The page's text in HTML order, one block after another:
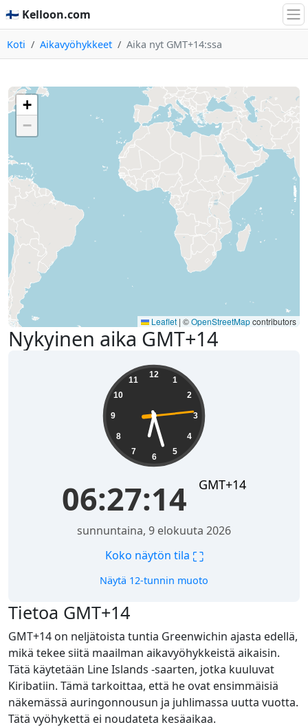
🇫🇮 Kelloon.com
Koti Aikavyöhykkeet Aika nyt GMT+14:ssa
Nykyinen aika GMT+14
12
1
2
3
4
5
6
7
8
9
10
11
06:27:15 GMT+14
sunnuntaina, 9 elokuuta 2026
Koko näytön tila ⛶
Näytä 12-tunnin muoto
Tietoa GMT+14
GMT+14 on neljätoista tuntia Greenwichin ajasta edellä,
mikä tekee siitä maailman aikavyöhykkeistä aikaisin.
Tätä käytetään Line Islands -saarten, jotka kuuluvat
Kiribatiin. Tämä tarkoittaa, että he ovat ensimmäisiä
näkemässä auringonnousun ja juhlimassa uutta vuotta.
Tätä vyöhykettä ei noudateta kesäaikaa.
+
−
Leaflet | ©OpenStreetMapcontributors